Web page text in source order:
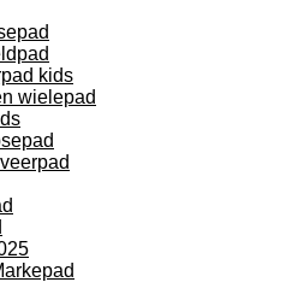
kids
wielepad